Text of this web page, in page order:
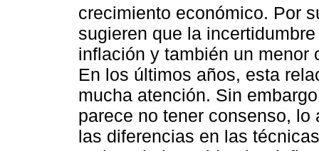
crecimiento económico. Por
sugieren que la
inflación y también un menor
En los últimos años, esta
mucha atención. Sin
parece no tener consenso,
las diferencias en las